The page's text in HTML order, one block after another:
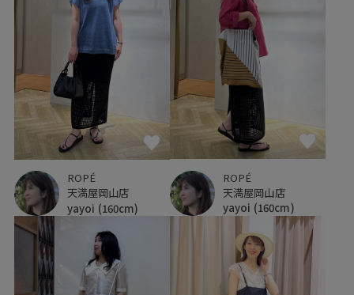
ROPÉ
天満屋岡山店
yayoi (160cm)
ROPÉ
天満屋岡山店
yayoi (160cm)